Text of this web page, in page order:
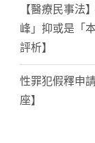
【醫療民事法
峰」抑或是「
評析】
性罪犯假釋申
座】